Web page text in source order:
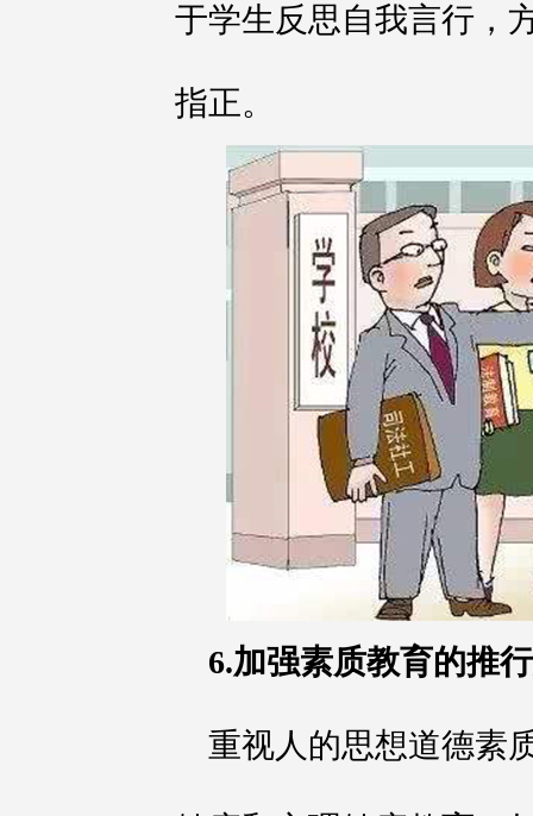
于学生反思自我言行，
指正。
6.加强素质教育的推
重视人的思想道德素